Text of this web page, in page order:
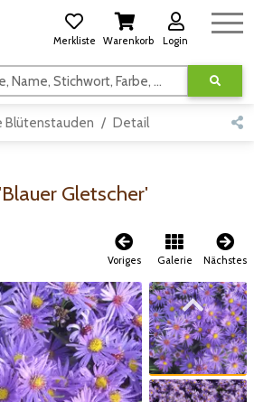
Merkliste Warenkorb Login
Suchen nach Kategorie, Name, Stichwort, Farbe, usw.
Blütenstauden Detail
Gletscher'
Voriges Galerie Nächstes
Zum vorigen Bild